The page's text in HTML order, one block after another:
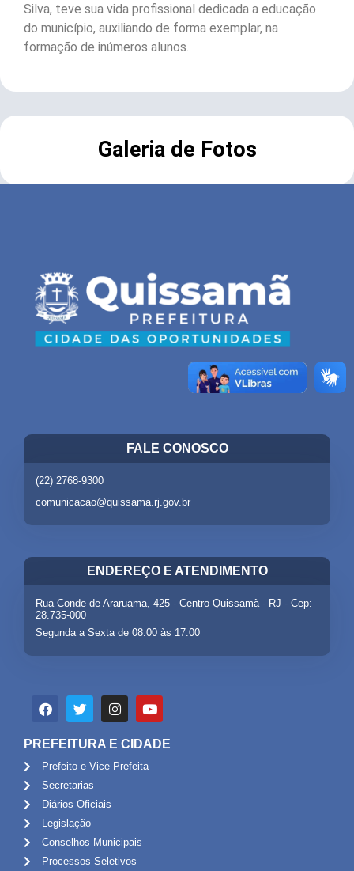
Silva, teve sua vida profissional dedicada a educação
do município, auxiliando de forma exemplar, na
formação de inúmeros alunos.
Galeria de Fotos
FALE CONOSCO
(22) 2768-9300
comunicacao@quissama.rj.gov.br
ENDEREÇO E ATENDIMENTO
Rua Conde de Araruama, 425 - Centro Quissamã - RJ - Cep:
28.735-000
Segunda a Sexta de 08:00 às 17:00
PREFEITURA E CIDADE
Prefeito e Vice Prefeita
Secretarias
Diários Oficiais
Legislação
Conselhos Municipais
Processos Seletivos